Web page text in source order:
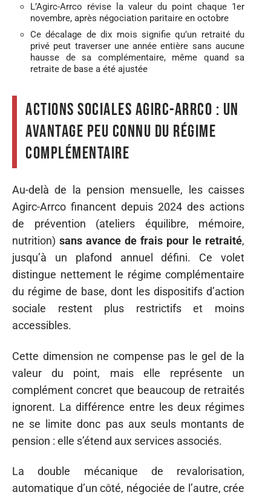
L’Agirc-Arrco révise la valeur du point chaque 1er
novembre, après négociation paritaire en octobre
Ce décalage de dix mois signifie qu’un retraité du
privé peut traverser une année entière sans aucune
hausse de sa complémentaire, même quand sa
retraite de base a été ajustée
Actions sociales Agirc-Arrco : un
avantage peu connu du régime
complémentaire
Au-delà de la pension mensuelle, les caisses
Agirc-Arrco financent depuis 2024 des actions
de prévention (ateliers équilibre, mémoire,
nutrition) sans avance de frais pour le retraité,
jusqu’à un plafond annuel défini. Ce volet
distingue nettement le régime complémentaire
du régime de base, dont les dispositifs d’action
sociale restent plus restrictifs et moins
accessibles.
Cette dimension ne compense pas le gel de la
valeur du point, mais elle représente un
complément concret que beaucoup de retraités
ignorent. La différence entre les deux régimes
ne se limite donc pas aux seuls montants de
pension : elle s’étend aux services associés.
La double mécanique de revalorisation,
automatique d’un côté, négociée de l’autre, crée